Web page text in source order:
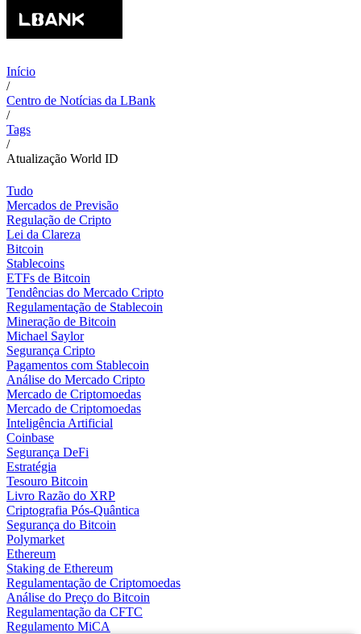
Início
/
Centro de Notícias da LBank
/
Tags
/
Atualização World ID
Tudo
Mercados de Previsão
Regulação de Cripto
Lei da Clareza
Bitcoin
Stablecoins
ETFs de Bitcoin
Tendências do Mercado Cripto
Regulamentação de Stablecoin
Mineração de Bitcoin
Michael Saylor
Segurança Cripto
Pagamentos com Stablecoin
Análise do Mercado Cripto
Mercado de Criptomoedas
Mercado de Criptomoedas
Inteligência Artificial
Coinbase
Segurança DeFi
Estratégia
Tesouro Bitcoin
Livro Razão do XRP
Criptografia Pós-Quântica
Segurança do Bitcoin
Polymarket
Ethereum
Staking de Ethereum
Regulamentação de Criptomoedas
Análise do Preço do Bitcoin
Regulamentação da CFTC
Regulamento MiCA